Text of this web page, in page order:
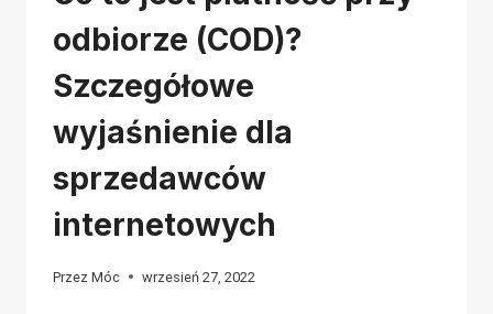
odbiorze (COD)?
Szczegółowe
wyjaśnienie dla
sprzedawców
internetowych
Przez Móc wrzesień 27, 2022